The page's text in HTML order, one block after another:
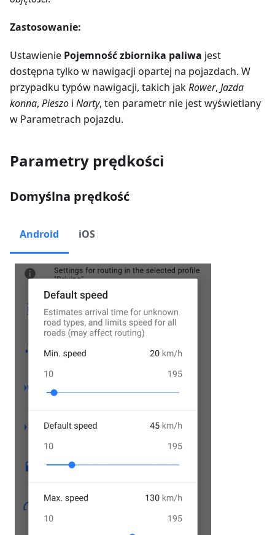
Zastosowanie:
Ustawienie Pojemność zbiornika paliwa jest
dostępna tylko w nawigacji opartej na pojazdach. W
przypadku typów nawigacji, takich jakRower, Jazda
konna, Pieszo i Narty, ten parametr nie jest wyświetlany
w Parametrach pojazdu.
Parametry prędkości
Domyślna prędkość
Android iOS